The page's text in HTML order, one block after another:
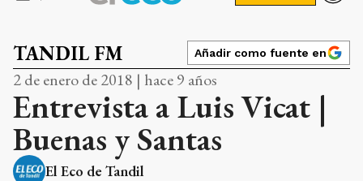
TANDIL FM Añadir como fuente en
2 de enero de 2018 | hace 9 años
Entrevista a Luis Vicat |
Buenas y Santas
El Eco de Tandil